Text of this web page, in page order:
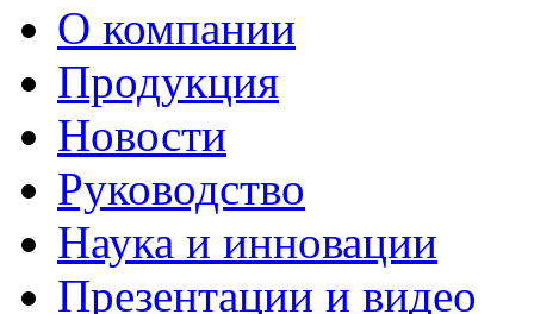
О компании
Продукция
Новости
Руководство
Наука и инновации
Презентации и видео